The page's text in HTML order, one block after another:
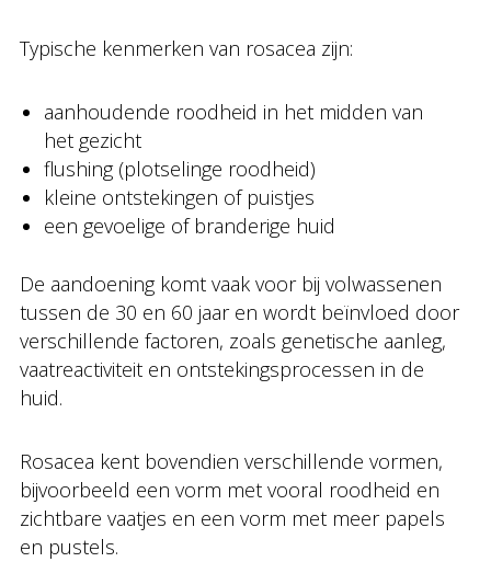
Typische kenmerken van rosacea zijn:
aanhoudende roodheid in het midden van
het gezicht
flushing (plotselinge roodheid)
kleine ontstekingen of puistjes
een gevoelige of branderige huid
De aandoening komt vaak voor bij volwassenen
tussen de 30 en 60 jaar en wordt beïnvloed door
verschillende factoren, zoals genetische aanleg,
vaatreactiviteit en ontstekingsprocessen in de
huid.
Rosacea kent bovendien verschillende vormen,
bijvoorbeeld een vorm met vooral roodheid en
zichtbare vaatjes en een vorm met meer papels
en pustels.